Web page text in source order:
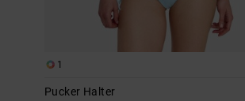
1
Pucker Halter